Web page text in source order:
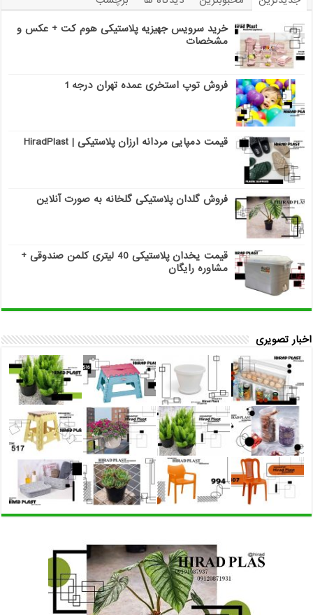
خرید سرویس جهیزیه پلاستیکی هوم کت + عکس و
مشخصات
فروش توپ استخری عمده تهران درجه 1
قیمت دمپایی مردانه ارزان پلاستیکی | HiradPlast
فروش گلدان پلاستیکی گلخانه به صورت آنلاین
قیمت یخدان پلاستیکی 40 لیتری کلمن صندوقی +
مشاوره رایگان
اخبار تصویری